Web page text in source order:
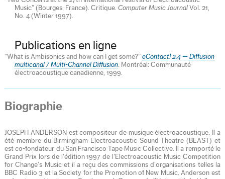
Music” (Bourges, France). Critique.Computer Music JournalVol. 21,
No. 4 (Winter 1997).
Publications en ligne
“What is Ambisonics and how can I get some?” eContact! 2.4 — Diffusion
multicanal / Multi-Channel Diffusion. Montréal: Communauté
électroacoustique canadienne, 1999.
Biographie
JOSEPH ANDERSON est compositeur de musique électroacoustique. Il a
été membre du Birmingham Electroacoustic Sound Theatre (BEAST) et
est co-fondateur du San Francisco Tape Music Collective. Il a remporté le
Grand Prix lors de l’édition 1997 de l’Electroacoustic Music Competition
for Change’s Music et il a reçu des commissions d’organisations telles la
BBC Radio 3 et la Society for the Promotion of New Music. Anderson est